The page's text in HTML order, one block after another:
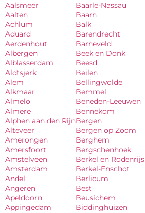
Aalsmeer
Aalten
Achlum
Aduard
Aerdenhout
Albergen
Alblasserdam
Aldtsjerk
Alem
Alkmaar
Almelo
Almere
Alphen aan den Rijn
Alteveer
Amerongen
Amersfoort
Amstelveen
Amsterdam
Andel
Angeren
Apeldoorn
Appingedam
Baarle-Nassau
Baarn
Balk
Barendrecht
Barneveld
Beek en Donk
Beesd
Beilen
Bellingwolde
Bemmel
Beneden-Leeuwen
Bennekom
Bergen
Bergen op Zoom
Berghem
Bergschenhoek
Berkel en Rodenrijs
Berkel-Enschot
Berlicum
Best
Beusichem
Biddinghuizen